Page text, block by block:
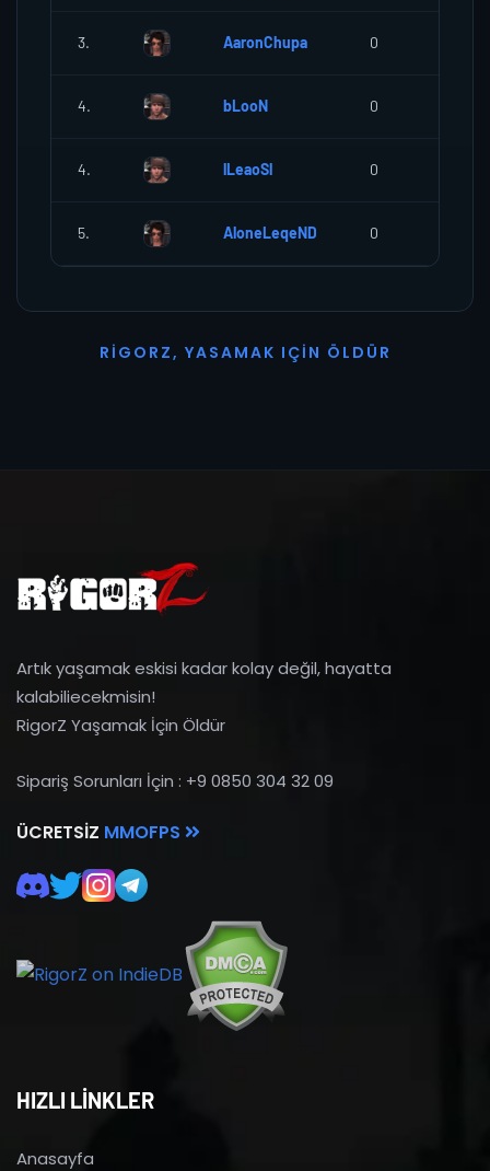
3. AaronChupa 0
4. bLooN 0
4. lLeaoSl 0
5. AloneLeqeND 0
R I G O R Z, YASAMAK I ÇI N Ö L D Ü R
Artık yaşamak eskisi kadar kolay değil, hayatta
kalabiliecekmisin!
RigorZ Yaşamak İçin Öldür
Sipariş Sorunları İçin : +9 0850 304 32 09
ÜCRETSIZ MMOFPS
HIZLI LİNKLER
Anasayfa